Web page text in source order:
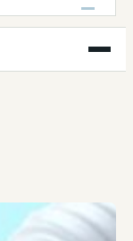
Obre
el